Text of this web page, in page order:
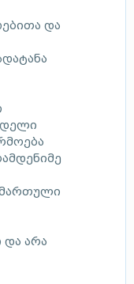
და
და არა